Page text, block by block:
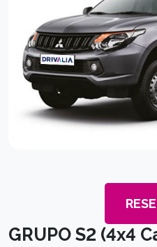
GRUPO S2 (4x4